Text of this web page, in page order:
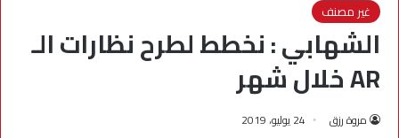
غير مصنف
الشهابي : نخطط لطرح نظارات الـ
AR خلال شهر
مروة رزق 24 يوليو، 2019